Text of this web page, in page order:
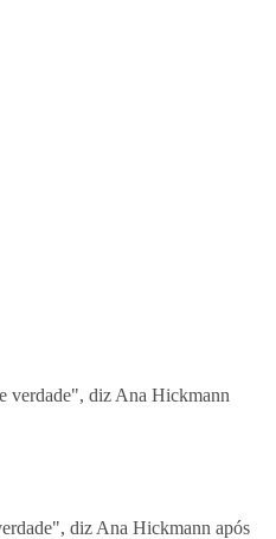
diz Ana Hickmann após